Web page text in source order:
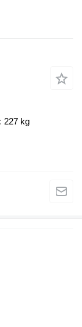
227 kg